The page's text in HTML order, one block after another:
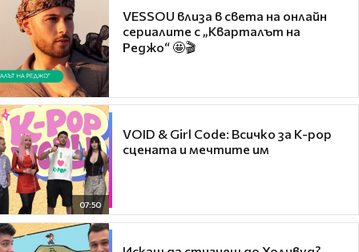
VESSOU влиза в света на онлайн
сериалите с „Кварталът на
Реджо“ 🤩🎬
07:50
VOID & Girl Code: Всичко за K-pop
сцената и мечтите им